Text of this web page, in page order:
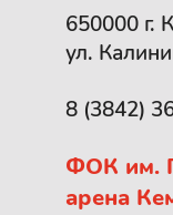
650000 г.
ул.
8 (3842)
ФОК им.
арена